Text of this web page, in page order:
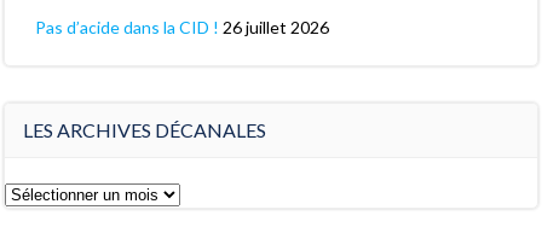
Pas d’acide dans la CID ! 26 juillet 2026
LES ARCHIVES DÉCANALES
Les